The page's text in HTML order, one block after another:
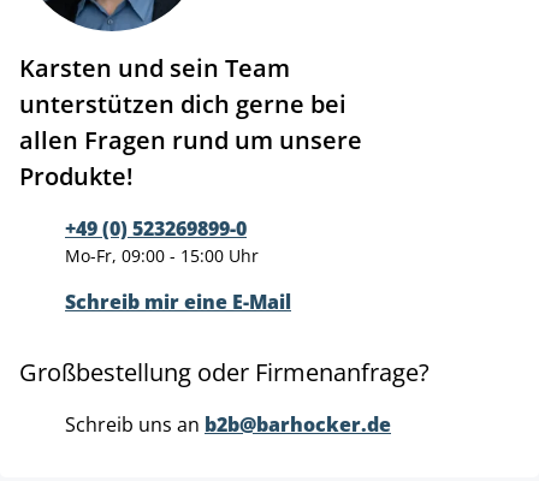
Karsten und sein Team
unterstützen dich gerne bei
allen Fragen rund um unsere
Produkte!
+49 (0) 523269899-0
Mo-Fr, 09:00 - 15:00 Uhr
Schreib mir eine E-Mail
Großbestellung oder Firmenanfrage?
Schreib uns an b2b@barhocker.de